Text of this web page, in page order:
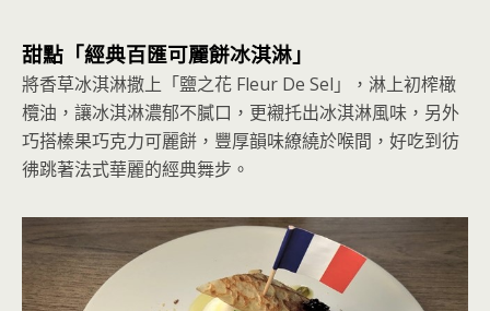
甜點「經典百匯可麗餅冰淇淋」
將香草冰淇淋撒上「鹽之花 Fleur De Sel」，淋上初榨橄
欖油，讓冰淇淋濃郁不膩口，更襯托出冰淇淋風味，另外
巧搭榛果巧克力可麗餅，豐厚韻味繚繞於喉間，好吃到彷
彿跳著法式華麗的經典舞步。